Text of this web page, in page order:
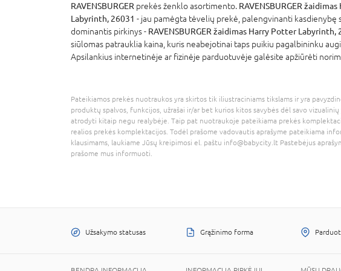
RAVENSBURGER prekės ženklo asortimento. RAVENSBURGER
Labyrinth, 26031 - jau pamėgta tėvelių prekė, palengvinanti kasdienybę
dominantis pirkinys - RAVENSBURGER žaidimas Harry Potter Labyrinth,
siūlomas patrauklia kaina, kuris neabejotinai taps puikiu pagalbininku
Apsilankius internetinėje ar fizinėje parduotuvėje galėsite apžiūrėti
Pateikiamos prekės nuotraukos yra skirtos tik iliustraciniams tikslams ir yra
produktų spalvos, funkcijos, užrašai ir/ar bet kurios kitos savybės dėl savo
atrodyti kitaip negu realybėje. Taip pat nuotraukoje pateikiama prekės
realios prekės komplektacijos. Todėl prašome vadovautis aprašyme pateikiama
klausimams, laukiame Jūsų kreipimosi el. paštu info@babycity.lt Pastebėjus
prašome mus informuoti.
Užsakymo statusas Grąžinimo forma